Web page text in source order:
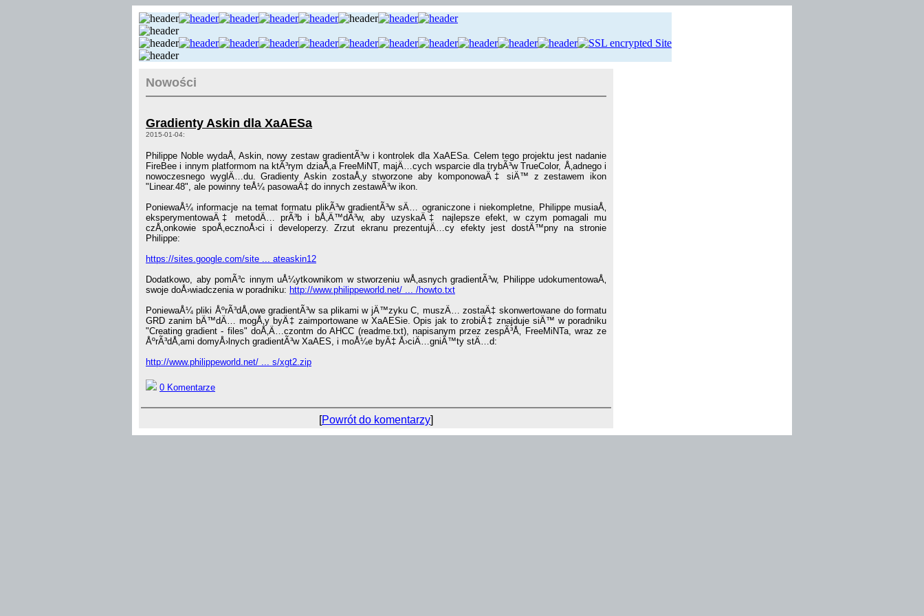
Nowości
Gradienty Askin dla XaAESa
2015-01-04:
Philippe Noble wydaÅ‚ Askin, nowy zestaw gradientÃ³w i kontrolek dla XaAESa. Celem tego projektu jest nadanie
FireBee i innym platformom na ktÃ³rym dziaÅ‚a FreeMiNT, majÄ…cych wsparcie dla trybÃ³w TrueColor, Å‚adnego i
nowoczesnego wyglÄ…du. Gradienty Askin zostaÅ‚y stworzone aby komponowaÄ‡ siÄ™ z zestawem ikon
"Linear.48", ale powinny teÅ¼ pasowaÄ‡ do innych zestawÃ³w ikon.
PoniewaÅ¼ informacje na temat formatu plikÃ³w gradientÃ³w sÄ… ograniczone i niekompletne, Philippe musiaÅ‚
eksperymentowaÄ‡ metodÄ… prÃ³b i bÅ‚Ä™dÃ³w, aby uzyskaÄ‡ najlepsze efekt, w czym pomagali mu
czÅ‚onkowie spoÅ‚ecznoÅ›ci i developerzy. Zrzut ekranu prezentujÄ…cy efekty jest dostÄ™pny na stronie
Philippe:
https://sites.google.com/site ... ateaskin12
Dodatkowo, aby pomÃ³c innym uÅ¼ytkownikom w stworzeniu wÅ‚asnych gradientÃ³w, Philippe udokumentowaÅ‚
swoje doÅ›wiadczenia w poradniku: http://www.philippeworld.net/ ... /howto.txt
PoniewaÅ¼ pliki ÅºrÃ³dÅ‚owe gradientÃ³w sa plikami w jÄ™zyku C, muszÄ… zostaÄ‡ skonwertowane do formatu
GRD zanim bÄ™dÄ… mogÅ‚y byÄ‡ zaimportowane w XaAESie. Opis jak to zrobiÄ‡ znajduje siÄ™ w poradniku
"Creating gradient - files" doÅ‚Ä…czontm do AHCC (readme.txt), napisanym przez zespÃ³Å‚ FreeMiNTa, wraz ze
ÅºrÃ³dÅ‚ami domyÅ›lnych gradientÃ³w XaAES, i moÅ¼e byÄ‡ Å›ciÄ…gniÄ™ty stÄ…d:
http://www.philippeworld.net/ ... s/xgt2.zip
0 Komentarze
[Powrót do komentarzy]